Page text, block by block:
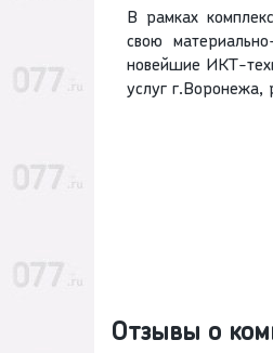
В рамках
свою
новейшие ИКТ-
услуг г.Воронежа,
Отзывы о